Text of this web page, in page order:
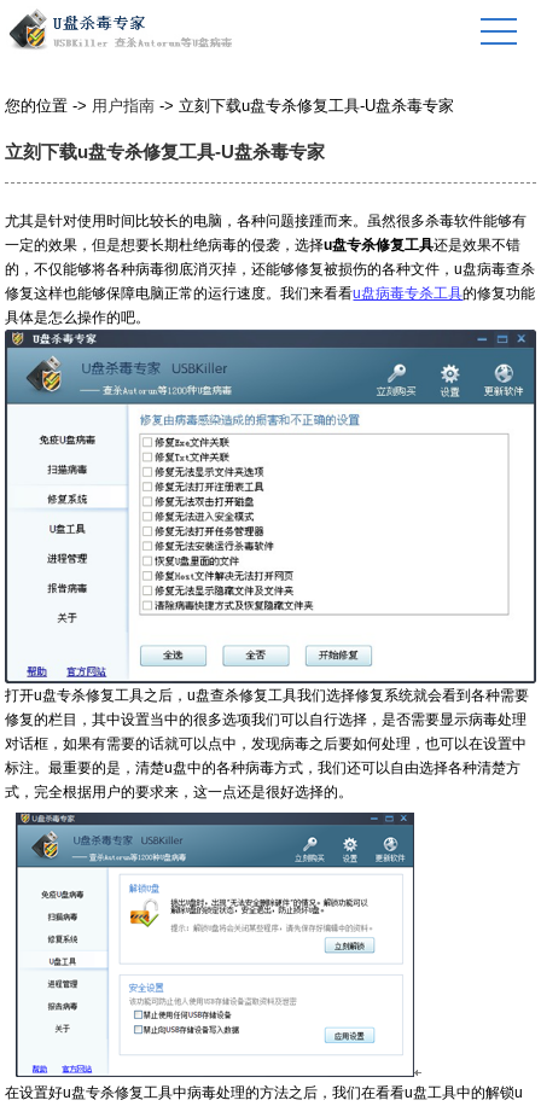
您的位置 -> 用户指南 -> 立刻下载u盘专杀修复工具-U盘杀毒专家
立刻下载u盘专杀修复工具-U盘杀毒专家
尤其是针对使用时间比较长的电脑，各种问题接踵而来。虽然很多杀毒软件能够有
一定的效果，但是想要长期杜绝病毒的侵袭，选择u盘专杀修复工具还是效果不错
的，不仅能够将各种病毒彻底消灭掉，还能够修复被损伤的各种文件，u盘病毒查杀
修复这样也能够保障电脑正常的运行速度。我们来看看u盘病毒专杀工具的修复功能
具体是怎么操作的吧。
打开u盘专杀修复工具之后，u盘查杀修复工具我们选择修复系统就会看到各种需要
修复的栏目，其中设置当中的很多选项我们可以自行选择，是否需要显示病毒处理
对话框，如果有需要的话就可以点中，发现病毒之后要如何处理，也可以在设置中
标注。最重要的是，清楚u盘中的各种病毒方式，我们还可以自由选择各种清楚方
式，完全根据用户的要求来，这一点还是很好选择的。
在设置好u盘专杀修复工具中病毒处理的方法之后，我们在看看u盘工具中的解锁u